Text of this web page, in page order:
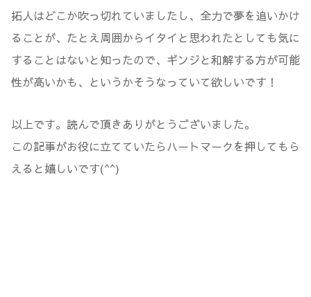
拓人はどこか吹っ切れていましたし、全力で夢を追いかけ
ることが、たとえ周囲からイタイと思われたとしても気に
することはないと知ったので、ギンジと和解する方が可能
性が高いかも、というかそうなっていて欲しいです！
以上です。読んで頂きありがとうございました。
この記事がお役に立てていたらハートマークを押してもら
えると嬉しいです(^^)